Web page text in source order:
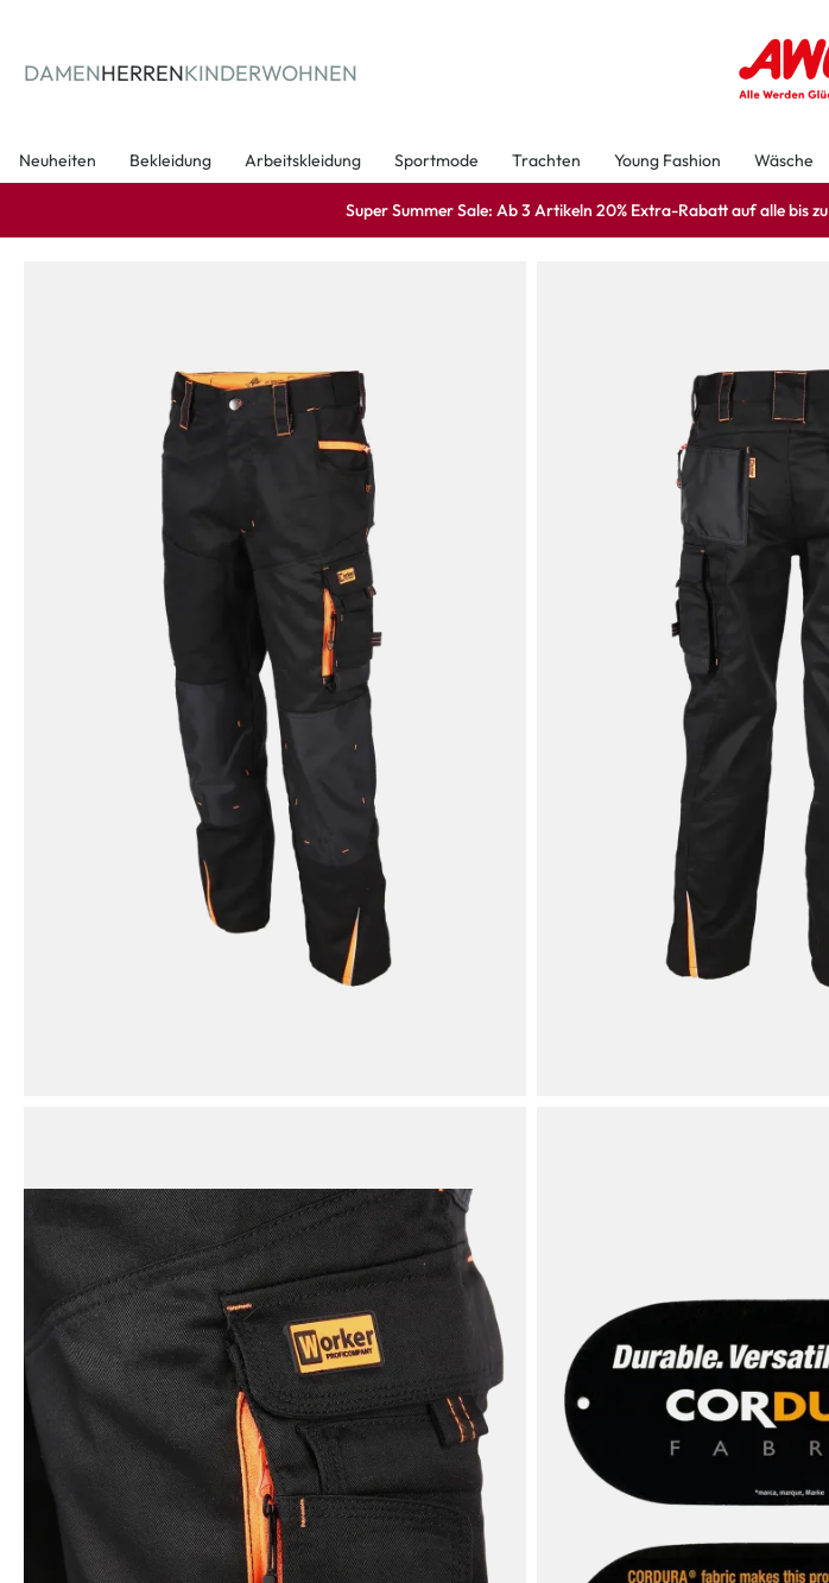
DAMENHERRENKINDERWOHNEN
Neuheiten Bekleidung Arbeitskleidung Sportmode Trachten Young Fashion Wäsche
Super Summer Sale: Ab 3 Artikeln 20% Extra-Rabatt auf alle bis zu